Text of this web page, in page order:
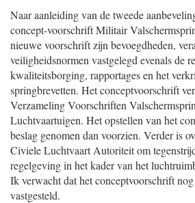
Naar aanleiding van de tweede
concept-voorschrift Militair
nieuwe voorschrift zijn bevoegdheden,
veiligheidsnormen vastgelegd evenals de
kwaliteitsborging, rapportages en het
springbrevetten. Het conceptvoorschrift
Verzameling Voorschriften
Luchtvaartuigen. Het opstellen van het
beslag genomen dan voorzien. Verder is
Civiele Luchtvaart Autoriteit om
regelgeving in het kader van het
Ik verwacht dat het conceptvoorschrift
vastgesteld.